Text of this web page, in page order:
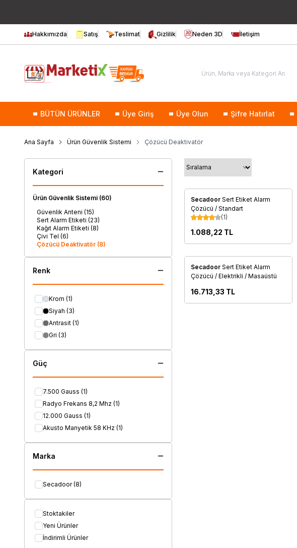
Hakkımızda Satış Teslimat Gizlilik Neden 3D İletişim
BÜTÜN ÜRÜNLER Üye Giriş Üye Olun Şifre Hatırlat
Ana Sayfa Ürün Güvenlik Sistemi Çözücü Deaktivatör
Kategori
Ürün Güvenlik Sistemi (60)
Güvenlik Anteni (15)
Sert Alarm Etiketi (23)
Kağıt Alarm Etiketi (8)
Çivi Tel (6)
Çözücü Deaktivatör (8)
Renk
Krom (1)
Siyah (3)
Antrasit (1)
Gri (3)
Güç
7.500 Gauss (1)
Radyo Frekans 8,2 Mhz (1)
12.000 Gauss (1)
Akusto Manyetik 58 KHz (1)
Marka
Secadoor(8)
Stoktakiler
Yeni Ürünler
İndirimli Ürünler
Favorilere Ekle
Secadoor Sert Etiket Alarm
Çözücü / Standart
(1)
1.088,22 TL
Favorilere Ekle
Secadoor Sert Etiket Alarm
Çözücü / Elektrikli / Masaüstü
16.713,33 TL